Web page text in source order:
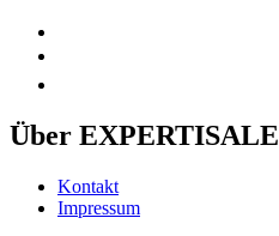
Über EXPERTISALE
Kontakt
Impressum